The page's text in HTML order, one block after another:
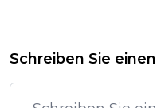
Schreiben Sie